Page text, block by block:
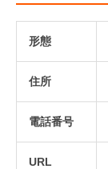
形態
住所
電話番号
URL